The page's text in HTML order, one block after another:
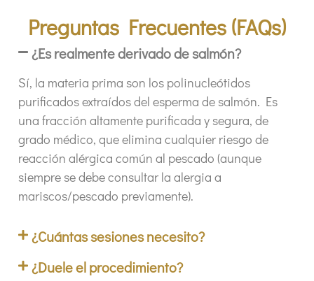
Preguntas Frecuentes (FAQs)
¿Es realmente derivado de salmón?
Sí, la materia prima son los polinucleótidos
purificados extraídos del esperma de salmón. Es
una fracción altamente purificada y segura, de
grado médico, que elimina cualquier riesgo de
reacción alérgica común al pescado (aunque
siempre se debe consultar la alergia a
mariscos/pescado previamente).
¿Cuántas sesiones necesito?
¿Duele el procedimiento?